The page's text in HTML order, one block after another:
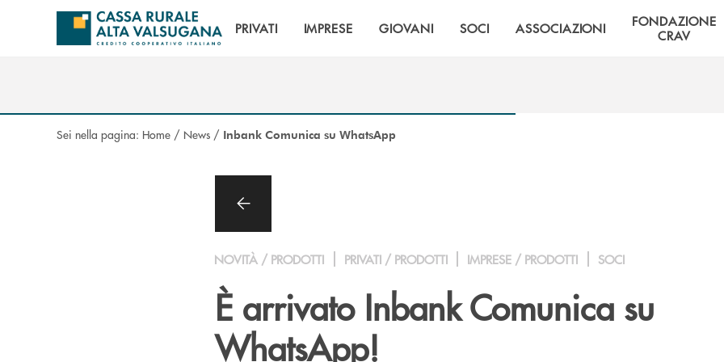
Salta al contenuto principale
PRIVATI IMPRESE GIOVANI SOCI ASSOCIAZIONI
FONDAZIONE
CRAV
Sei nella pagina: Home / News / Inbank Comunica su WhatsApp
NOVITÀ / PRODOTTI PRIVATI / PRODOTTI IMPRESE / PRODOTTI SOCI
È arrivato Inbank Comunica su
WhatsApp!